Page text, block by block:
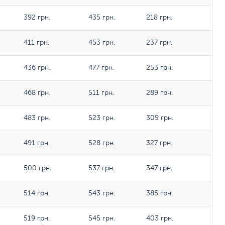
392 грн. 435 грн. 218 грн.
411 грн. 453 грн. 237 грн.
436 грн. 477 грн. 253 грн.
468 грн. 511 грн. 289 грн.
483 грн. 523 грн. 309 грн.
491 грн. 528 грн. 327 грн.
500 грн. 537 грн. 347 грн.
514 грн. 543 грн. 385 грн.
519 грн. 545 грн. 403 грн.